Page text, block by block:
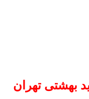
بهشتی تهران